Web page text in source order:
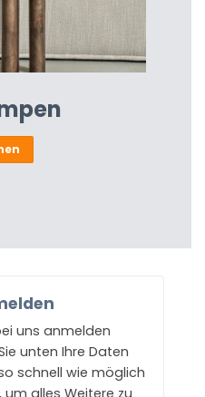
uns anmelden
unten Ihre Daten
schnell wie möglich